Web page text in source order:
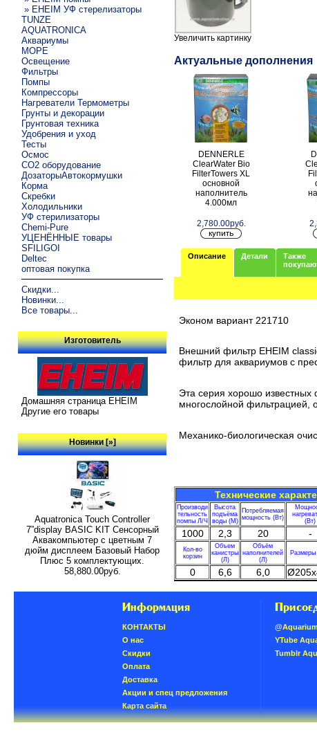
» EHEIM УФ стерелизаторы
TUNZE
AQUATRONICA
Аквариумы
МОРЕ
Освещение
Фильтры
Помпы
Компрессоры
Нагреватели Термометры
Грунты и декорации
Грунтовая техника
Удобрения и уход
Тесты
Осмос
CO2 оборудование
ДозаторыАвтокормушки
Корма
Скребки
Холодильники
УФ стерилизаторы
Chemi-Pure
УЦЕНЁННЫЕ товары
SFILIGOI
Deltec
оптовая покупка
Скидки...
Новинки...
Все товары...
Изготовитель
Домашняя страница EHEIM
Другие его товары
Новинки [»]
Aquatronica Touch Controller
7”display BASIC KIT Сенсорный
Аквакомпьютер с цветным 7
дюйм дисплеем Базовый Набор
Плюс 5 комплектующих.
58,880.00руб.
Увеличить картинку
Актуальные дополнения
DENNERLE
ClearWater Bio
FilterTowers XL
основной
наполнитель
4.000мл
2,780.00руб.
Описание Детали
Также
Эконом вариант 221710
Внешний фильтр EHEIM
фильтр для аквариумов с
Эта серия хорошо
многослойной фильтрацией,
Механико-биологическая
Технические
Производи
тельность
помпы Л/Ч
Высота
подъёма
воды (М)
Потребляемая
мощность (Вт)
(Вт)
1000 2,3 20 -
Кол-во
корзин
Объем
канистры
(Л)
Объём
наполнителей
(Л)
0 6,6 6,0
Информация
КОНТАКТЫ
О нас
Скидки
Oплатa
Доставка
Акции и спец предложения
Карта сайта
YTube
Tumblr